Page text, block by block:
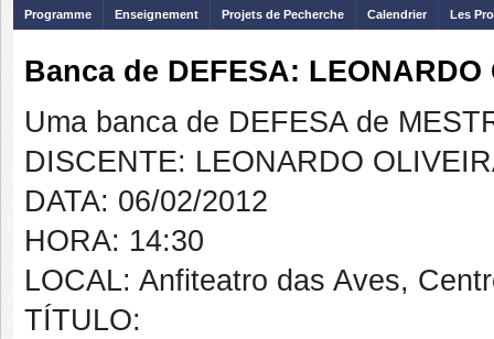
Programme
Enseignement Projets de Pecherche Calendrier Les
Banca de DEFESA: LEONARDO
Uma banca de DEFESA de
DISCENTE: LEONARDO
DATA: 06/02/2012
HORA: 14:30
LOCAL: Anfiteatro das Aves,
TÍTULO: